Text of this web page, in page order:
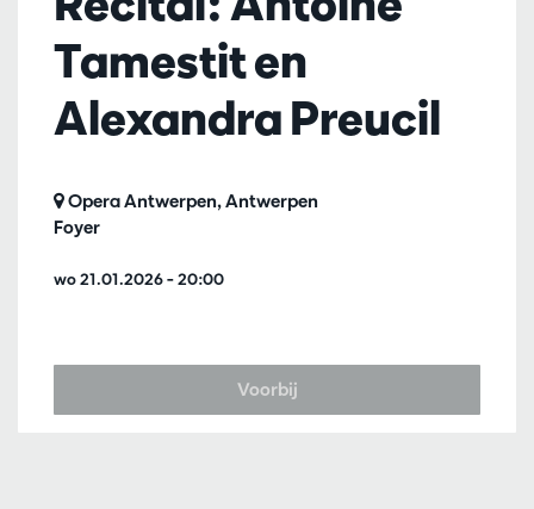
Tamestit en
Alexandra Preucil
wo 21.01.2026– 20:00
Opera Antwerpen, Antwerpen
Foyer
Voorbij